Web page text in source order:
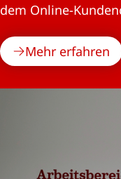
dem Online-
Mehr erfahren